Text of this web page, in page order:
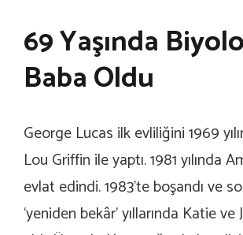
69 Yaşında
Baba Oldu
George Lucas ilk evliliğini 1969
Lou Griffin ile yaptı. 1981 yılında
evlat edindi. 1983’te boşandı ve
‘yeniden bekâr’ yıllarında Katie ve